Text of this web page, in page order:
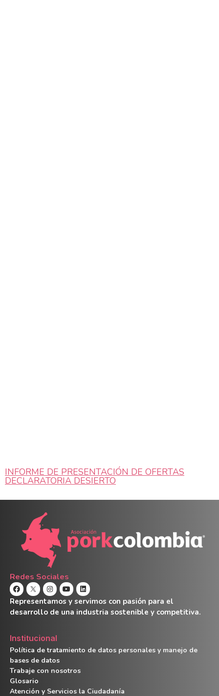
INFORME DE PRESENTACIÓN DE OFERTAS
DECLARATORIA DESIERTO
Redes Sociales
Representamos y servimos con pasión para el
desarrollo de una industria sostenible y competitiva.
Institucional
Política de tratamiento de datos personales y manejo de
bases de datos
Trabaje con nosotros
Glosario
Atención y Servicios la Ciudadanía